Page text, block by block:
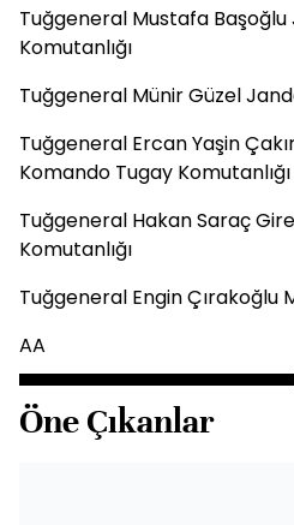
Tuğgeneral Mustafa
Komutanlığı
Tuğgeneral Münir Güzel
Tuğgeneral Ercan Yaşin
Komando Tugay Komutanlığı
Tuğgeneral Hakan Saraç
Komutanlığı
Tuğgeneral Engin Çırakoğlu
AA
Öne Çıkanlar